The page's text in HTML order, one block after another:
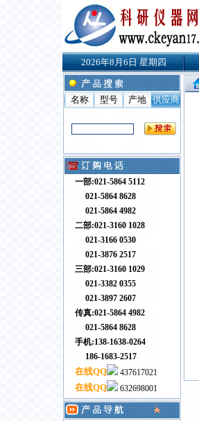
2026年8月6日 星期四
名称 型号 产地 供应商
一部:021-5864 5112
021-5864 8628
021-5864 4982
二部:021-3160 1028
021-3166 0530
021-3876 2517
三部:021-3160 1029
021-3382 0355
021-3897 2607
传真:021-5864 4982
021-5864 8628
手机:138-1638-0264
186-1683-2517
在线QQ 437617021
在线QQ 632698001